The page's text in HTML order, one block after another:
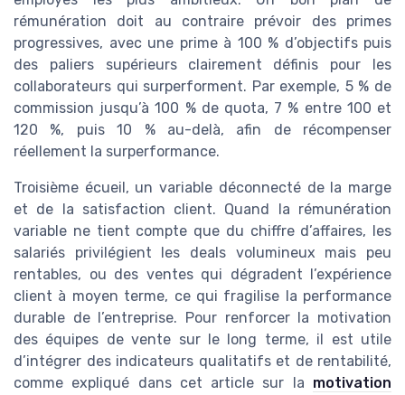
rémunération doit au contraire prévoir des primes
progressives, avec une prime à 100 % d’objectifs puis
des paliers supérieurs clairement définis pour les
collaborateurs qui surperforment. Par exemple, 5 % de
commission jusqu’à 100 % de quota, 7 % entre 100 et
120 %, puis 10 % au-delà, afin de récompenser
réellement la surperformance.
Troisième écueil, un variable déconnecté de la marge
et de la satisfaction client. Quand la rémunération
variable ne tient compte que du chiffre d’affaires, les
salariés privilégient les deals volumineux mais peu
rentables, ou des ventes qui dégradent l’expérience
client à moyen terme, ce qui fragilise la performance
durable de l’entreprise. Pour renforcer la motivation
des équipes de vente sur le long terme, il est utile
d’intégrer des indicateurs qualitatifs et de rentabilité,
comme expliqué dans cet article sur la motivation